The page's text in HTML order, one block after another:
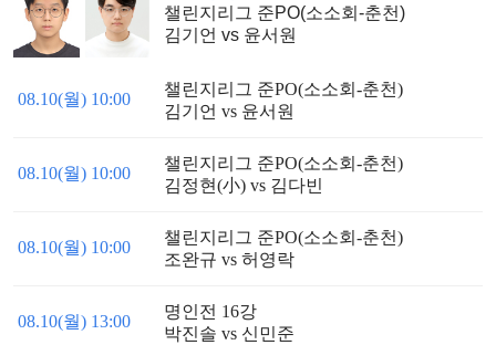
챌린지리그 준PO(소소회-춘천)
김기언 vs 윤서원
08.10(월) 10:00
챌린지리그 준PO(소소회-춘천)
김기언 vs 윤서원
08.10(월) 10:00
챌린지리그 준PO(소소회-춘천)
김정현(小) vs 김다빈
08.10(월) 10:00
챌린지리그 준PO(소소회-춘천)
조완규 vs 허영락
08.10(월) 13:00
명인전 16강
박진솔 vs 신민준